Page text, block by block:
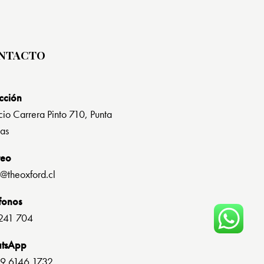
Carrera Pinto 710, Punta
704